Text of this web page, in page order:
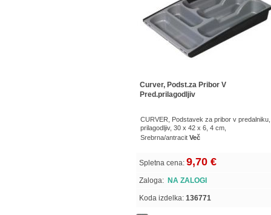
Curver, Podst.za Pribor V
Pred.prilagodljiv
CURVER, Podstavek za pribor v predalniku,
prilagodljiv, 30 x 42 x 6, 4 cm,
Srebrna/antracit Več
Spletna cena: 9,70 €
Zaloga: NA ZALOGI
Koda izdelka: 136771